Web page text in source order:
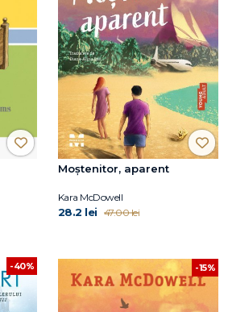
Moștenitor, aparent
Kara McDowell
28.2 lei 47.00 lei
-40% -15%